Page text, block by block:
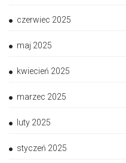
czerwiec 2025
maj 2025
kwiecień 2025
marzec 2025
luty 2025
styczeń 2025